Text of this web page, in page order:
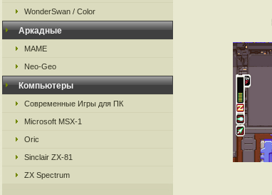
WonderSwan / Color
Аркадные
MAME
Neo-Geo
Компьютеры
Современные Игры для ПК
Microsoft MSX-1
Oric
Sinclair ZX-81
ZX Spectrum